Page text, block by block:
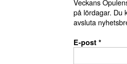
Veckans
på lördagar. Du
avsluta
E-post *